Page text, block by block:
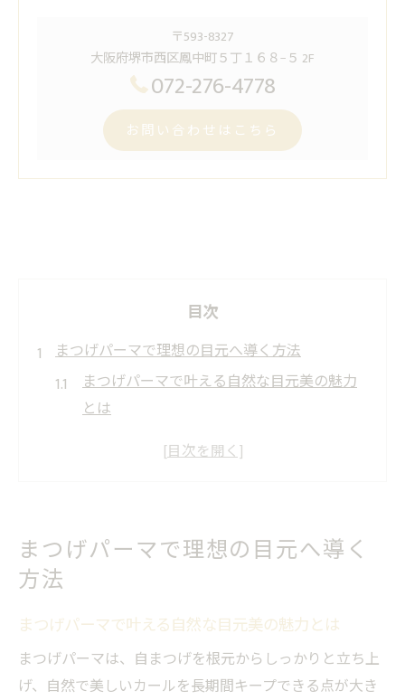
〒593-8327
大阪府堺市西区鳳中町５丁１６８−５ 2F
072-276-4778
お問い合わせはこちら
目次
まつげパーマで理想の目元へ導く方法
まつげパーマで叶える自然な目元美の魅力
とは
まつげパーマ選びで失敗しないコツを解説
まつげパーマで印象的な目元を作る方法
安全なまつげパーマ施術のポイント
まつげパーマの安全性と美容師免許の関係
違法施術を避けるためのまつげパーマ知識
まつげパーマで肌トラブルを防ぐポイント
まつげパーマで理想の目元へ導く
方法
まつげパーマで叶える自然な目元美の魅力とは
まつげパーマは、自まつげを根元からしっかりと立ち上
げ、自然で美しいカールを長期間キープできる点が大き